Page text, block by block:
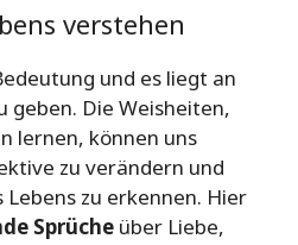
verstehen
und es liegt an
geben. Die Weisheiten,
lernen, können uns
zu verändern und
zu erkennen. Hier
Sprüche über Liebe,